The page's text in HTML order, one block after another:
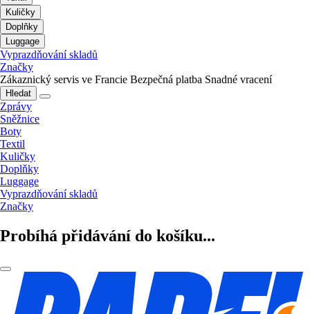
Kuličky
Doplňky
Luggage
Vyprazdňování skladů
Značky
Zákaznický servis ve Francie Bezpečná platba Snadné vracení
Hledat
Zprávy
Sněžnice
Boty
Textil
Kuličky
Doplňky
Luggage
Vyprazdňování skladů
Značky
Probíhá přidávání do košíku...